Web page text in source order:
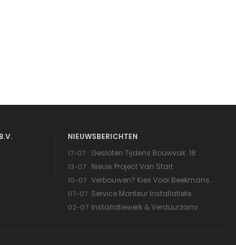
NIEUWSBERICHTEN
17-07 Gesloten Tijdens Bouwvak: 18 ..
13-07 Nieuw Project Van Start
10-07 Verbouwen? Kies Voor Beekmans..
07-07 Service Monteur Installatiete..
02-07 Installatiewerk & Verduurzami..